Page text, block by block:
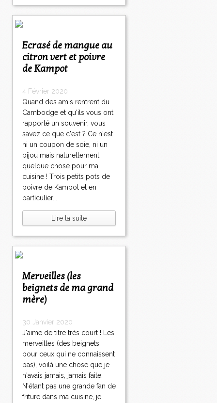
Ecrasé de mangue au
citron vert et poivre
de Kampot
4 Février 2020
Quand des amis rentrent du
Cambodge et qu'ils vous ont
rapporté un souvenir, vous
savez ce que c'est ? Ce n'est
ni un coupon de soie, ni un
bijou mais naturellement
quelque chose pour ma
cuisine ! Trois petits pots de
poivre de Kampot et en
particulier...
Lire la suite
Merveilles (les
beignets de ma grand
mère)
30 Janvier 2020
J'aime de titre très court ! Les
merveilles (des beignets
pour ceux qui ne connaissent
pas), voilà une chose que je
n'avais jamais, jamais faite.
N'étant pas une grande fan de
friture dans ma cuisine, je